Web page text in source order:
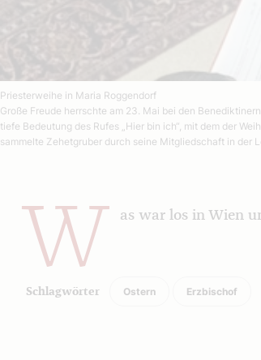
Priesterweihe in Maria Roggendorf
Große Freude herrschte am 23. Mai bei den
tiefe Bedeutung des Rufes „Hier bin ich“, mit dem der
sammelte Zehetgruber durch seine Mitgliedschaft in der
W as war los in Wien
Schlagwörter Ostern Erzbischof